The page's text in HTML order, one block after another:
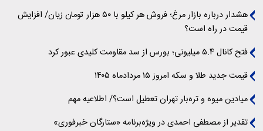
هشدار درباره بازار مرغ؛ فروش هر کیلو با ۵۰ هزار تومان زیان/ افزایش
قیمت در راه است؟
فتح کانال ۵.۴ میلیونی؛ بورس از سد مقاومت کلیدی عبور کرد
قیمت جدید طلا و سکه امروز ۱۵ مردادماه ۱۴۰۵
میادین میوه و تره‌بار تهران تعطیل است؟/ اطلاعیه مهم
تقدیر از مصطفی احمدی در ویژه‌برنامه «ستارگان خبرفوری»